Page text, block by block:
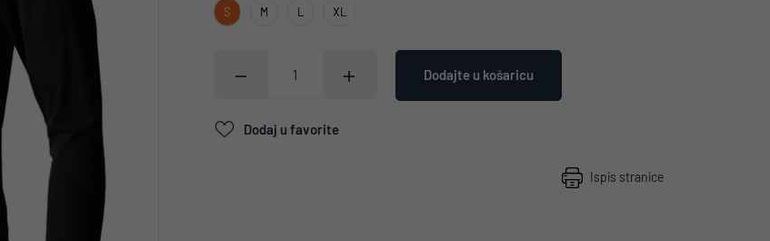
S M L XL
Dodajte u košaricu
Dodaj u favorite
Ispis stranice